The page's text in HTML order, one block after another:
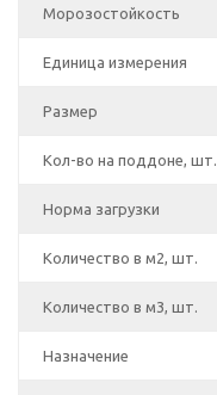
Морозостойкость
Единица измерения
Размер
Кол-во на поддоне, шт.
Норма загрузки
Количество в м2, шт.
Количество в м3, шт.
Назначение